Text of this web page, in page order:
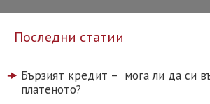
Последни статии
Бързият кредит – мога ли да си
платеното?